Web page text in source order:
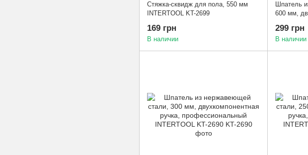
Стяжка-сквидж для пола, 550 мм
INTERTOOL KT-2699
169 грн
В наличии
Шпатель
600 мм,
2698
299 грн
В наличии